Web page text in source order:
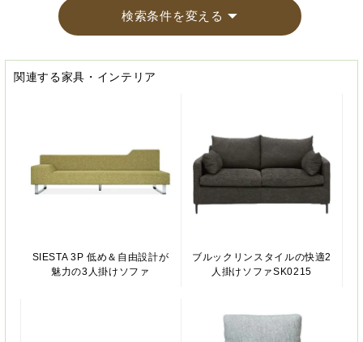
検索条件を変える
関連する家具・インテリア
SIESTA 3P 低め＆自由設計が
魅力の3人掛けソファ
ブルックリンスタイルの快適2
人掛けソファSK0215